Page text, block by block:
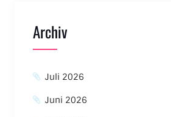
Archiv
Juli 2026
Juni 2026